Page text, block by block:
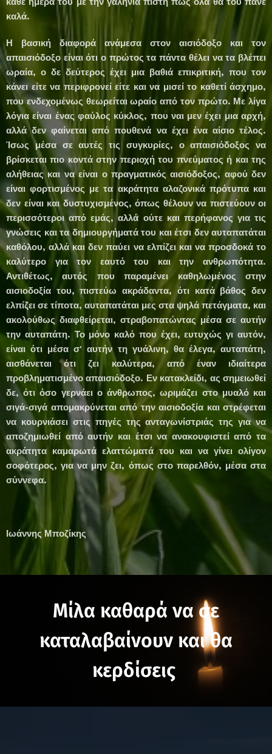
καλά.
Η βασική διαφορά ανάμεσα στον αισιόδοξο και τον
απαισιόδοξο είναι ότι ο πρώτος τα πάντα θέλει να τα βλέπει
ωραία, ο δε δεύτερος έχει μια βαθιά επικριτική, που τον
κάνει είτε να περιφρονεί είτε και να μισεί το καθετί άσχημο,
που ενδεχομένως θεωρείται ωραίο από τον πρώτο. Με λίγα
λόγια είναι ένας φαύλος κύκλος, που ναι μεν έχει μια αρχή,
αλλά δεν φαίνεται από πουθενά να έχει ένα αίσιο τέλος.
Ίσως μέσα σε αυτές τις συγκυρίες, ο απαισιόδοξος να
βρίσκεται πιο κοντά στην περιοχή του πνεύματος ή και της
αλήθειας και να είναι ο πραγματικός αισιόδοξος, αφού δεν
είναι φορτισμένος με τα ακράτητα αλαζονικά πρότυπα και
δεν είναι και δυστυχισμένος, όπως θέλουν να πιστεύουν οι
περισσότεροι από εμάς, αλλά ούτε και περήφανος για τις
γνώσεις και τα δημιουργήματά του και έτσι δεν αυταπατάται
καθόλου, αλλά και δεν παύει να ελπίζει και να προσδοκά το
καλύτερο για τον εαυτό του και την ανθρωπότητα.
Αντιθέτως, αυτός που παραμένει καθηλωμένος στην
αισιοδοξία του, πιστεύω ακράδαντα, ότι κατά βάθος δεν
ελπίζει σε τίποτα, αυταπατάται μες στα ψηλά πετάγματα, και
ακολούθως διαφθείρεται, στραβοπατώντας μέσα σε αυτήν
την αυταπάτη. Το μόνο καλό που έχει, ευτυχώς γι αυτόν,
είναι ότι μέσα σ' αυτήν τη γυάλινη, θα έλεγα, αυταπάτη,
αισθάνεται ότι ζει καλύτερα, από έναν ιδιαίτερα
προβληματισμένο απαισιόδοξο. Εν κατακλείδι, ας σημειωθεί
δε, ότι όσο γερνάει ο άνθρωπος, ωριμάζει στο μυαλό και
σιγά-σιγά απομακρύνεται από την αισιοδοξία και στρέφεται
να κουρνιάσει στις πηγές της ανταγωνίστριάς της για να
αποζημιωθεί από αυτήν και έτσι να ανακουφιστεί από τα
ακράτητα καμαρωτά ελαττώματά του και να γίνει ολίγον
σοφότερος, για να μην ζει, όπως στο παρελθόν, μέσα στα
σύννεφα.
Ιωάννης Μποζίκης
Μίλα καθαρά να σε
καταλαβαίνουν και θα
κερδίσεις